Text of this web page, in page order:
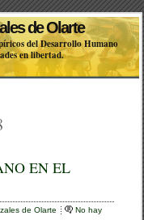
de Olarte
del Desarrollo Humano
en libertad.
EN EL
de Olarte
No hay